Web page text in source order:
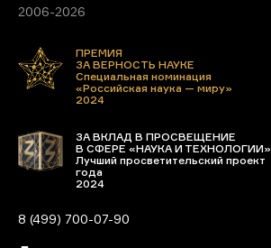
2006-2026
ПРЕМИЯ
ЗА ВЕРНОСТЬ НАУКЕ
Специальная номинация
«Российская наука — миру»
2024
ЗА ВКЛАД В ПРОСВЕЩЕНИЕ
В СФЕРЕ «НАУКА И ТЕХНОЛОГИИ»
Лучший просветительский проект
года
2024
8 (499) 700-07-90